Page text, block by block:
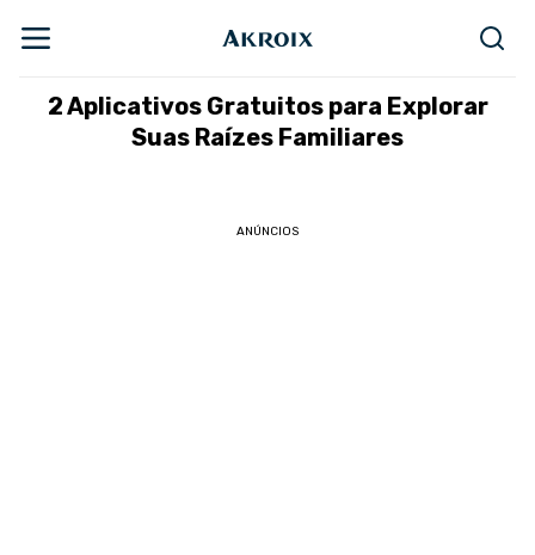
2 Aplicativos Gratuitos para Explorar
Suas Raízes Familiares
ANÚNCIOS